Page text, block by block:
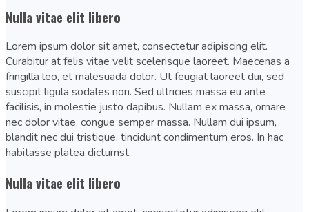
Nulla vitae elit libero
Lorem ipsum dolor sit amet, consectetur adipiscing elit.
Curabitur at felis vitae velit scelerisque laoreet. Maecenas a
fringilla leo, et malesuada dolor. Ut feugiat laoreet dui, sed
suscipit ligula sodales non. Sed ultricies massa eu ante
facilisis, in molestie justo dapibus. Nullam ex massa, ornare
nec dolor vitae, congue semper massa. Nullam dui ipsum,
blandit nec dui tristique, tincidunt condimentum eros. In hac
habitasse platea dictumst.
Nulla vitae elit libero